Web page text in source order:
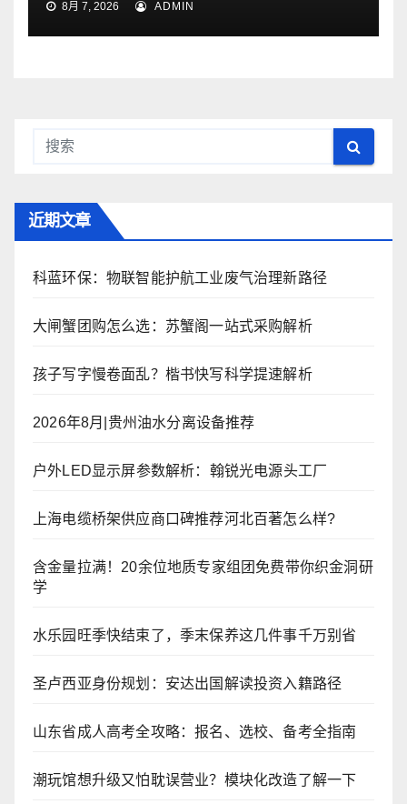
8月 7, 2026 ADMIN
近期文章
科蓝环保：物联智能护航工业废气治理新路径
大闸蟹团购怎么选：苏蟹阁一站式采购解析
孩子写字慢卷面乱？楷书快写科学提速解析
2026年8月|贵州油水分离设备推荐
户外LED显示屏参数解析：翰锐光电源头工厂
上海电缆桥架供应商口碑推荐河北百著怎么样?
含金量拉满！20余位地质专家组团免费带你织金洞研
学
水乐园旺季快结束了，季末保养这几件事千万别省
圣卢西亚身份规划：安达出国解读投资入籍路径
山东省成人高考全攻略：报名、选校、备考全指南
潮玩馆想升级又怕耽误营业？模块化改造了解一下